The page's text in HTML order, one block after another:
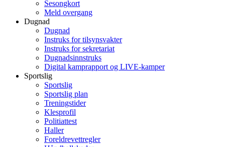
Sesongkort
Meld overgang
Dugnad
Dugnad
Instruks for tilsynsvakter
Instruks for sekretariat
Dugnadsinnstruks
Digital kamprapport og LIVE-kamper
Sportslig
Sportslig
Sportslig plan
Treningstider
Klesprofil
Politiattest
Haller
Foreldrevettregler